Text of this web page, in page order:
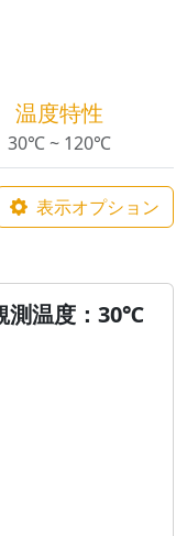
温度特性
30℃ ~ 120℃
表示オプション
測温度：30℃